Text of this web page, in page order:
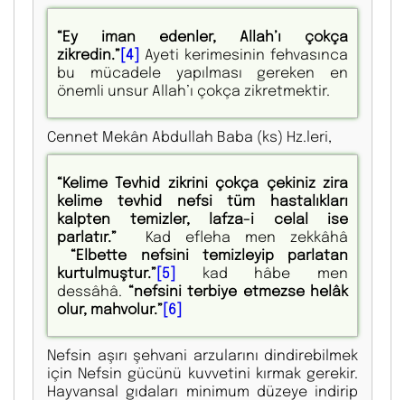
“Ey iman edenler, Allah’ı çokça
zikredin.”[4] Ayeti kerimesinin fehvasınca
bu mücadele yapılması gereken en
önemli unsur Allah’ı çokça zikretmektir.
Cennet Mekân Abdullah Baba (ks) Hz.leri,
“Kelime Tevhid zikrini çokça çekiniz zira
kelime tevhid nefsi tüm hastalıkları
kalpten temizler, lafza-i celal ise
parlatır.” Kad efleha men zekkâhâ
“Elbette nefsini temizleyip parlatan
kurtulmuştur.”[5]
kad hâbe men
dessâhâ. “nefsini terbiye etmezse helâk
olur, mahvolur.”[6]
Nefsin aşırı şehvani arzularını dindirebilmek
için Nefsin gücünü kuvvetini kırmak gerekir.
Hayvansal gıdaları minimum düzeye indirip